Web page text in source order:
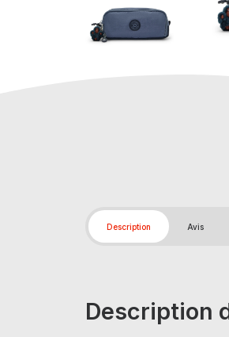
Description Avis
Description